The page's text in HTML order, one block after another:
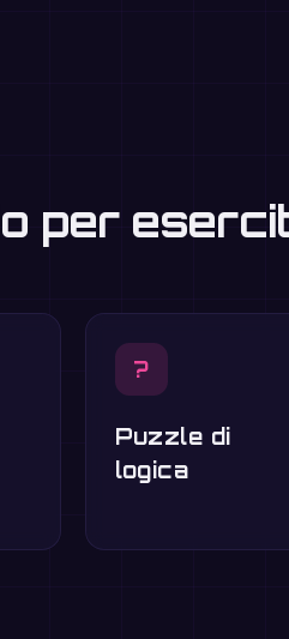
per
?
Puzzle di
logica